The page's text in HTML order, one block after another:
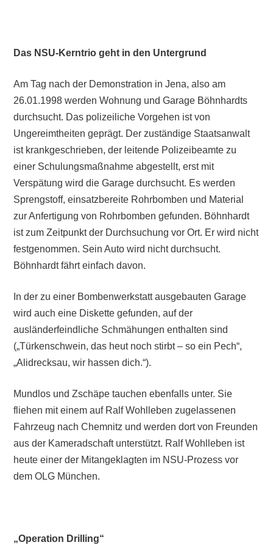
Das NSU-Kerntrio geht in den Untergrund
Am Tag nach der Demonstration in Jena, also am
26.01.1998 werden Wohnung und Garage Böhnhardts
durchsucht. Das polizeiliche Vorgehen ist von
Ungereimtheiten geprägt. Der zuständige Staatsanwalt
ist krankgeschrieben, der leitende Polizeibeamte zu
einer Schulungsmaßnahme abgestellt, erst mit
Verspätung wird die Garage durchsucht. Es werden
Sprengstoff, einsatzbereite Rohrbomben und Material
zur Anfertigung von Rohrbomben gefunden. Böhnhardt
ist zum Zeitpunkt der Durchsuchung vor Ort. Er wird nicht
festgenommen. Sein Auto wird nicht durchsucht.
Böhnhardt fährt einfach davon.
In der zu einer Bombenwerkstatt ausgebauten Garage
wird auch eine Diskette gefunden, auf der
ausländerfeindliche Schmähungen enthalten sind
(„Türkenschwein, das heut noch stirbt – so ein Pech“,
„Alidrecksau, wir hassen dich.“).
Mundlos und Zschäpe tauchen ebenfalls unter. Sie
fliehen mit einem auf Ralf Wohlleben zugelassenen
Fahrzeug nach Chemnitz und werden dort von Freunden
aus der Kameradschaft unterstützt. Ralf Wohlleben ist
heute einer der Mitangeklagten im NSU-Prozess vor
dem OLG München.
„Operation Drilling“